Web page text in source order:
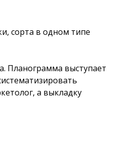
сорта в одном типе
Планограмма выступает
а выкладку